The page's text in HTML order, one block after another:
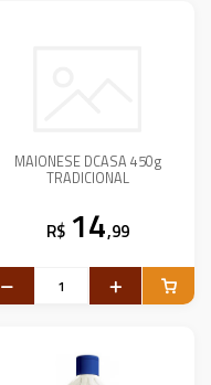
MAIONESE DCASA 450g
TRADICIONAL
R$ 14,99